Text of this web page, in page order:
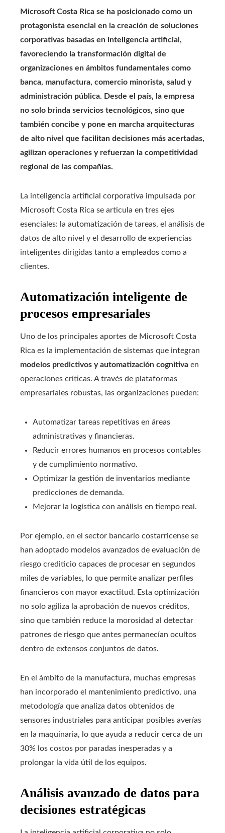
Microsoft Costa Rica se ha posicionado como un
protagonista esencial en la creación de soluciones
corporativas basadas en inteligencia artificial,
favoreciendo la transformación digital de
organizaciones en ámbitos fundamentales como
banca, manufactura, comercio minorista, salud y
administración pública. Desde el país, la empresa
no solo brinda servicios tecnológicos, sino que
también concibe y pone en marcha arquitecturas
de alto nivel que facilitan decisiones más acertadas,
agilizan operaciones y refuerzan la competitividad
regional de las compañías.
La inteligencia artificial corporativa impulsada por
Microsoft Costa Rica se articula en tres ejes
esenciales: la automatización de tareas, el análisis de
datos de alto nivel y el desarrollo de experiencias
inteligentes dirigidas tanto a empleados como a
clientes.
Automatización inteligente de
procesos empresariales
Uno de los principales aportes de Microsoft Costa
Rica es la implementación de sistemas que integran
modelos predictivos y automatización cognitiva en
operaciones críticas. A través de plataformas
empresariales robustas, las organizaciones pueden:
Automatizar tareas repetitivas en áreas
administrativas y financieras.
Reducir errores humanos en procesos contables
y de cumplimiento normativo.
Optimizar la gestión de inventarios mediante
predicciones de demanda.
Mejorar la logística con análisis en tiempo real.
Por ejemplo, en el sector bancario costarricense se
han adoptado modelos avanzados de evaluación de
riesgo crediticio capaces de procesar en segundos
miles de variables, lo que permite analizar perfiles
financieros con mayor exactitud. Esta optimización
no solo agiliza la aprobación de nuevos créditos,
sino que también reduce la morosidad al detectar
patrones de riesgo que antes permanecían ocultos
dentro de extensos conjuntos de datos.
En el ámbito de la manufactura, muchas empresas
han incorporado el mantenimiento predictivo, una
metodología que analiza datos obtenidos de
sensores industriales para anticipar posibles averías
en la maquinaria, lo que ayuda a reducir cerca de un
30% los costos por paradas inesperadas y a
prolongar la vida útil de los equipos.
Análisis avanzado de datos para
decisiones estratégicas